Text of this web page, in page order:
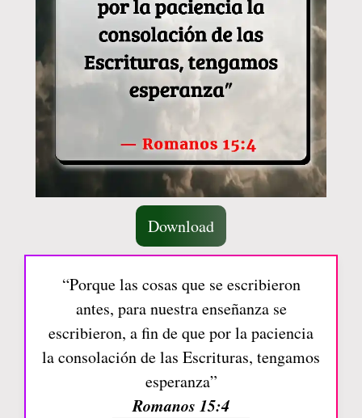
Download
“Porque las cosas que se escribieron
antes, para nuestra enseñanza se
escribieron, a fin de que por la paciencia
la consolación de las Escrituras, tengamos
esperanza”
Romanos 15:4